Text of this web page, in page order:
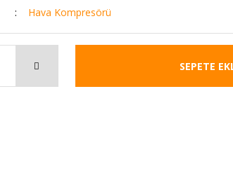
Hava Kompresörü
SEPETE